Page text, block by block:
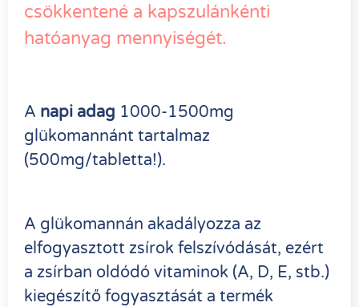
csökkentené a kapszulánkénti
hatóanyag mennyiségét.
A napi adag 1000-1500mg
glükomannánt tartalmaz
(500mg/tabletta!).
A glükomannán akadályozza az
elfogyasztott zsírok felszívódását, ezért
a zsírban oldódó vitaminok (A, D, E, stb.)
kiegészítő fogyasztását a termék